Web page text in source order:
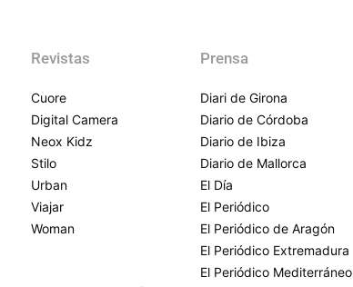
Revistas
Cuore
Digital Camera
Neox Kidz
Stilo
Urban
Viajar
Woman
Prensa
Diari de Girona
Diario de Córdoba
Diario de Ibiza
Diario de Mallorca
El Día
El Periódico
El Periódico de Aragón
El Periódico Extremadura
El Periódico Mediterráneo